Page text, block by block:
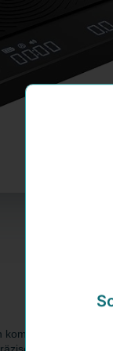
kompakter Form.